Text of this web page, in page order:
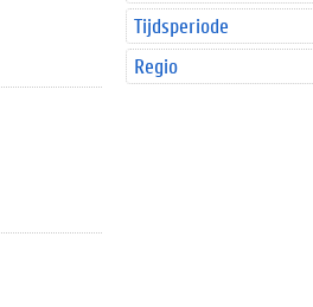
Tijdsperiode
Regio